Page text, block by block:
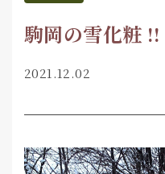
駒岡の雪化粧 !!
2021.12.02